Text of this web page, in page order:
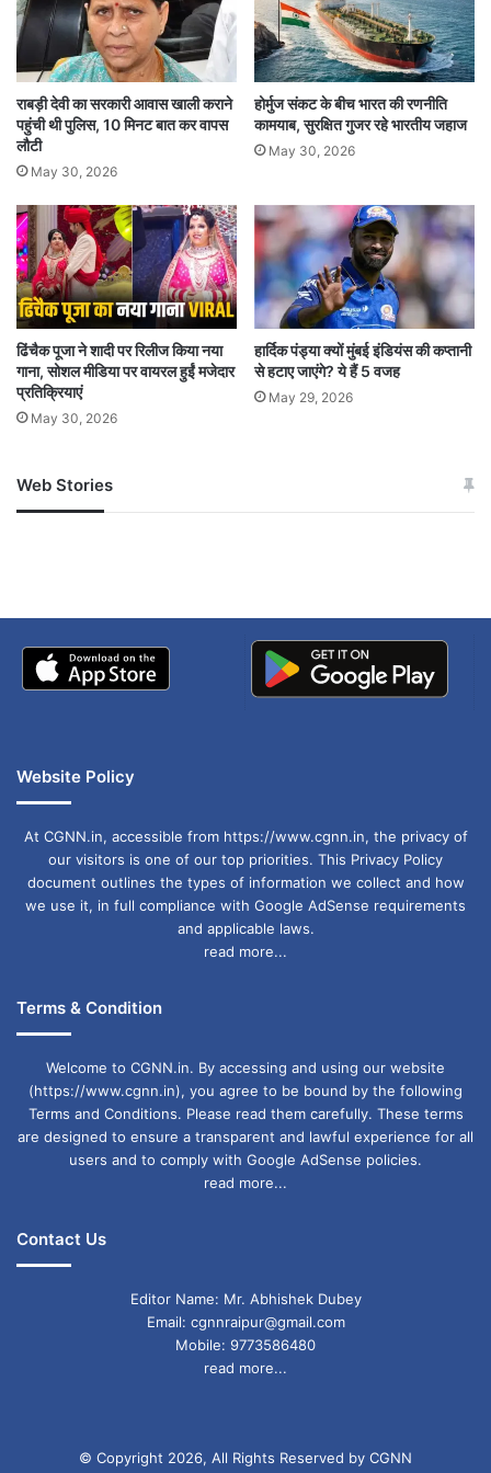
हैं। सीमा पार से होने वाली किसी भी गतिविधि का मुकाबला
करने के लिए जवान पूरी तरह से सतर्क हैं।
राजौरी और पुंछ में निगरानी बढ़ी
पिछले कई दिनों से राजौरी और पुंछ इलाकों में सीमा पर
जवानों की चौकसी बढ़ा दी गई है। ये सुरक्षा उपाय सुनिश्चित
करने के लिए हैं कि स्वतंत्रता दिवस के मौके पर किसी भी
प्रकार की घुसपैठ या अशांति न हो। सीमा पार से होने वाली
किसी भी हरकत का जवाब देने के लिए सेना ने तैयारी पूरी
कर ली है। पिछले कई दिनों से राजौरी हो या पुंछ इलाका,
सीमा पर सुरक्षा चाकचौबंद है।
राबड़ी देवी का सरकारी आवास खाली कराने
पहुंची थी पुलिस, 10 मिनट बात कर वापस
लौटी
May 30, 2026
होर्मुज संकट के बीच भारत की रणनीति
कामयाब, सुरक्षित गुजर रहे भारतीय जहाज
May 30, 2026
ढिंचैक पूजा ने शादी पर रिलीज किया नया
गाना, सोशल मीडिया पर वायरल हुईं मजेदार
प्रतिक्रियाएं
May 30, 2026
हार्दिक पंड्या क्यों मुंबई इंडियंस की कप्तानी
से हटाए जाएंगे? ये हैं 5 वजह
May 29, 2026
Web Stories
जम्मू-कश्मीर में बारिश से
अपडेट
खाई में धक्का… आरोपियों ने
Website Policy
At CGNN.in, accessible from https://www.cgnn.in, the privacy of
our visitors is one of our top priorities. This Privacy Policy
document outlines the types of information we collect and how
we use it, in full compliance with Google AdSense requirements
and applicable laws.
read more...
Terms & Condition
Welcome to CGNN.in. By accessing and using our website
(https://www.cgnn.in), you agree to be bound by the following
Terms and Conditions. Please read them carefully. These terms
are designed to ensure a transparent and lawful experience for all
users and to comply with Google AdSense policies.
read more...
Contact Us
Editor Name: Mr. Abhishek Dubey
Email: cgnnraipur@gmail.com
Mobile: 9773586480
read more...
© Copyright 2026, All Rights Reserved by CGNN